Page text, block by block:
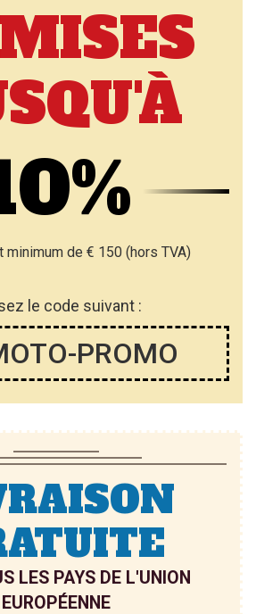
minimum de € 150 (hors TVA)
le code suivant :
PROMO
LES PAYS DE L'UNION
EUROPÉENNE